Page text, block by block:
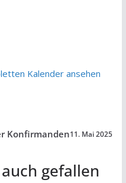
Kalender ansehen
Konfirmanden11. Mai 2025
gefallen